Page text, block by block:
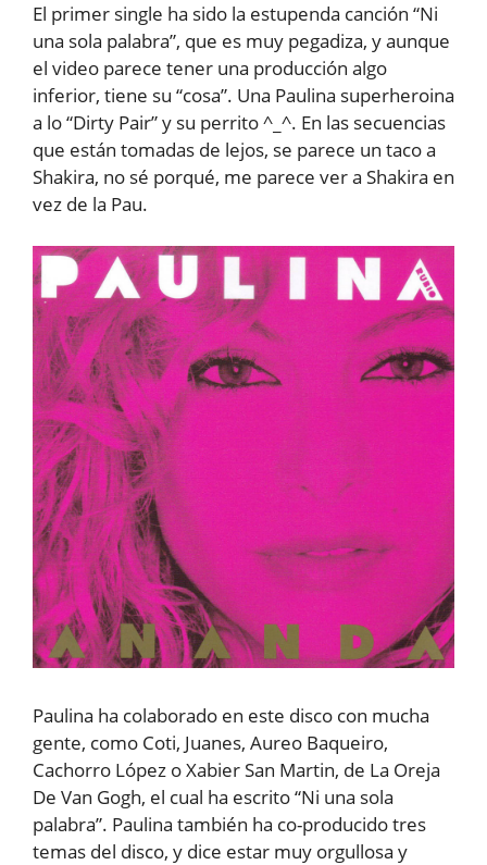
El primer single ha sido la estupenda canción “Ni
una sola palabra”, que es muy pegadiza, y aunque
el video parece tener una producción algo
inferior, tiene su “cosa”. Una Paulina superheroina
a lo “Dirty Pair” y su perrito ^_^. En las secuencias
que están tomadas de lejos, se parece un taco a
Shakira, no sé porqué, me parece ver a Shakira en
vez de la Pau.
Paulina ha colaborado en este disco con mucha
gente, como Coti, Juanes, Aureo Baqueiro,
Cachorro López o Xabier San Martin, de La Oreja
De Van Gogh, el cual ha escrito “Ni una sola
palabra”. Paulina también ha co-producido tres
temas del disco, y dice estar muy orgullosa y